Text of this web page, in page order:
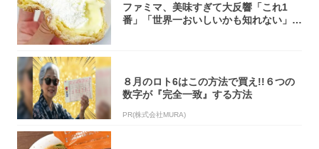
ファミマ、美味すぎて大反響「これ1
番」「世界一おいしいかも知れない」
８月のロト6はこの方法で買え!!６つの
数字が『完全一致』する方法
PR(株式会社MURA)